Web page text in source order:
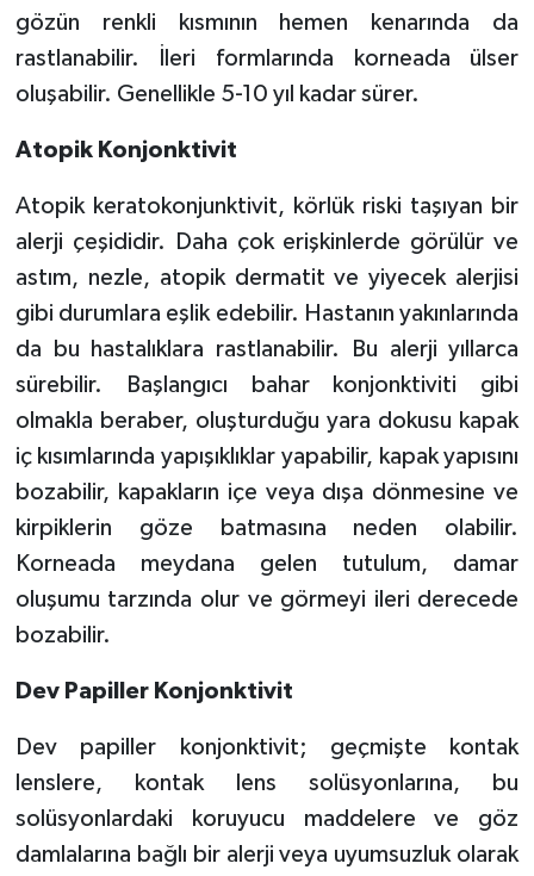
gözün renkli kısmının hemen kenarında da
rastlanabilir. İleri formlarında korneada ülser
oluşabilir. Genellikle 5-10 yıl kadar sürer.
Atopik Konjonktivit
Atopik keratokonjunktivit, körlük riski taşıyan bir
alerji çeşididir. Daha çok erişkinlerde görülür ve
astım, nezle, atopik dermatit ve yiyecek alerjisi
gibi durumlara eşlik edebilir. Hastanın yakınlarında
da bu hastalıklara rastlanabilir. Bu alerji yıllarca
sürebilir. Başlangıcı bahar konjonktiviti gibi
olmakla beraber, oluşturduğu yara dokusu kapak
iç kısımlarında yapışıklıklar yapabilir, kapak yapısını
bozabilir, kapakların içe veya dışa dönmesine ve
kirpiklerin göze batmasına neden olabilir.
Korneada meydana gelen tutulum, damar
oluşumu tarzında olur ve görmeyi ileri derecede
bozabilir.
Dev Papiller Konjonktivit
Dev papiller konjonktivit; geçmişte kontak
lenslere, kontak lens solüsyonlarına, bu
solüsyonlardaki koruyucu maddelere ve göz
damlalarına bağlı bir alerji veya uyumsuzluk olarak